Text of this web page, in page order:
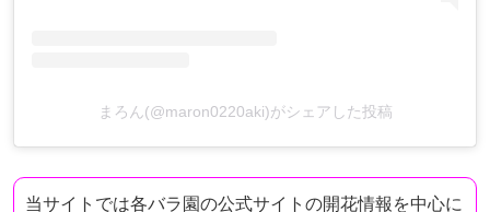
まろん(@maron0220aki)がシェアした投稿
当サイトでは各バラ園の公式サイトの開花情報を中心に